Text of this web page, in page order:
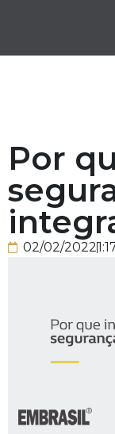
Por
02/02/2022